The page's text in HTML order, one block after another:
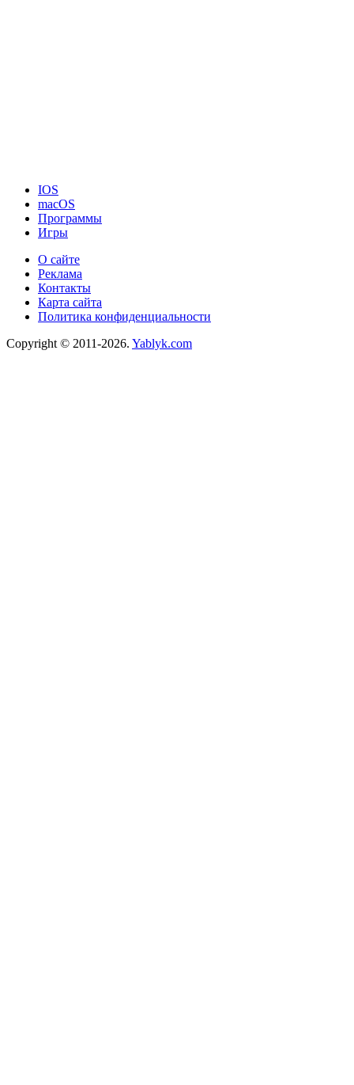
IOS
macOS
Программы
Игры
О сайте
Реклама
Контакты
Карта сайта
Политика конфиденциальности
Copyright © 2011-2026. Yablyk.сom